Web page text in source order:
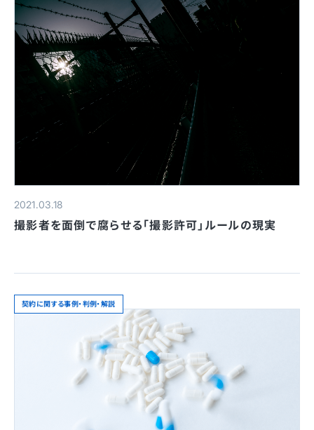
2021.03.18
撮影者を面倒で腐らせる「撮影許可」ルールの現実
契約に関する事例・判例・解説